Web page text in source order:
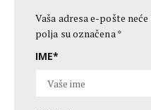
Vaša adresa e-pošte
polja su označena*
IME*